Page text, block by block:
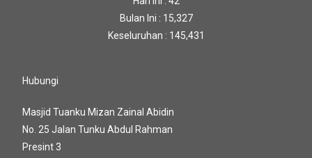
Bulan Ini : 15,327
Keseluruhan : 145,431
Hubungi
Masjid Tuanku Mizan Zainal Abidin
No. 25 Jalan Tunku Abdul Rahman
Presint 3